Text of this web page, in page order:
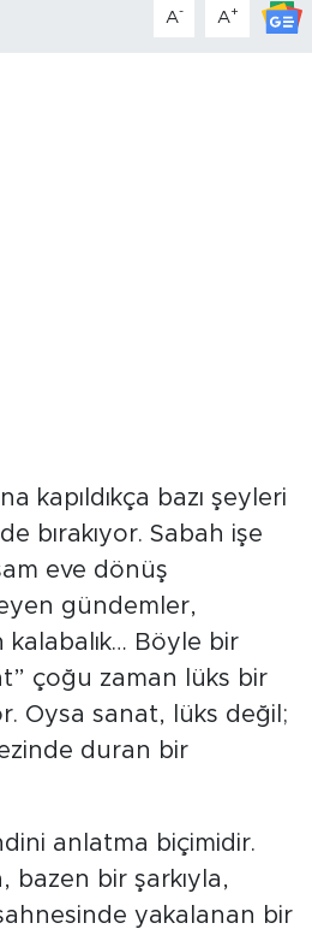
A- A+
kapıldıkça bazı şeyleri
bırakıyor. Sabah işe
eve dönüş
gündemler,
Böyle bir
çoğu zaman lüks bir
Oysa sanat, lüks değil;
duran bir
anlatma biçimidir.
bazen bir şarkıyla,
yakalanan bir